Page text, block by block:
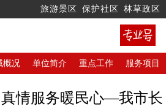
旅游景区 保护社区 林草政区
概况 单位简介 重点工作 服务项目
情服务暖民心—我市长